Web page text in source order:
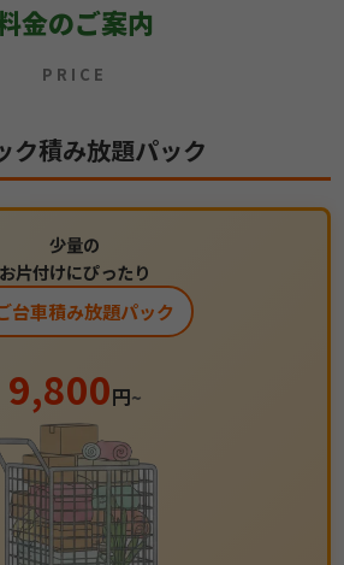
金のご案内
PRICE
ク積み放題パック
少量の
お片付けにぴったり
台車積み放題パック
9,800円~